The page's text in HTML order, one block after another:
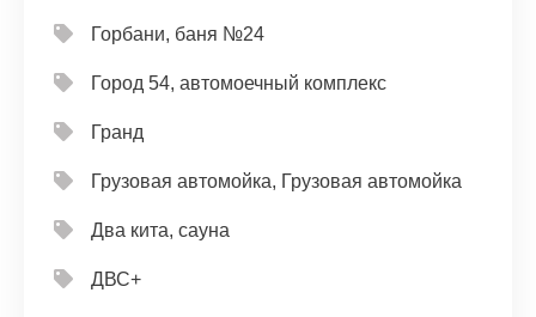
Горбани, баня №24
Город 54, автомоечный комплекс
Гранд
Грузовая автомойка, Грузовая автомойка
Два кита, сауна
ДВС+